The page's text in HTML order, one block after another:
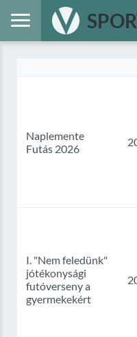
Naplemente
Futás 2026
I. "Nem feledünk"
jótékonysági
futóverseny a
gyermekekért